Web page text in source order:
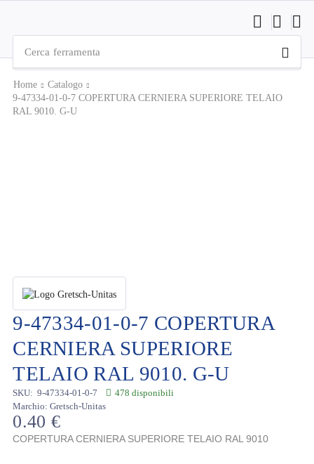
Cerca ferramenta
Home
Catalogo
9-47334-01-0-7 COPERTURA CERNIERA SUPERIORE TELAIO
RAL 9010. G-U
9-47334-01-0-7 COPERTURA
CERNIERA SUPERIORE
TELAIO RAL 9010. G-U
SKU: 9-47334-01-0-7
Marchio: Gretsch-Unitas
478 disponibili
0.40 €
COPERTURA CERNIERA SUPERIORE TELAIO RAL 9010